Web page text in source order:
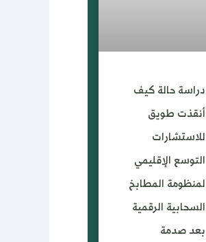
دراسة حالة كيف
أنقذت طويق
للاستشارات
التوسع الإقليمي
لمنظومة المطابخ
السحابية الرقمية
بعد صدمة